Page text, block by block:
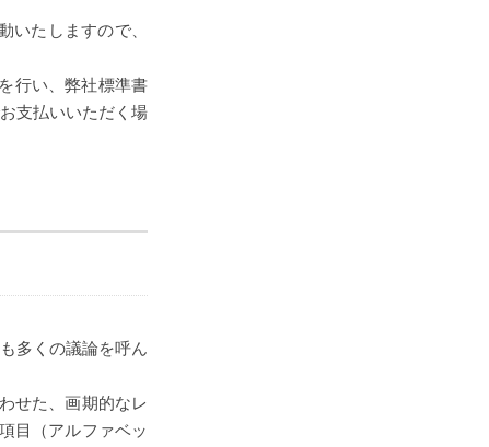
いたしますので、
行い、弊社標準書
支払いいただく場
多くの議論を呼ん
せた、画期的なレ
目（アルファベッ